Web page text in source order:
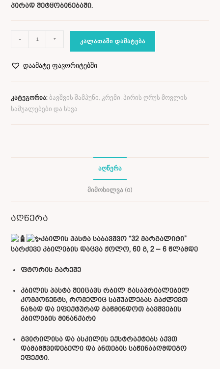
პირად შეტყობინებაში.
- + ᲙᲐᲚᲐᲗᲐᲨᲘ ᲓᲐᲛᲐᲢᲔᲑᲐ
დაამატე ფავორიტებში
კატეგორია:ბავშვის შამპუნი, კრემი, პირის ღრუს მოვლის
საშუალებები და სხვა
ᲐᲦᲬᲔᲠᲐ
ᲛᲘᲛᲝᲮᲘᲚᲕᲐ (0)
აღწერა
კბილის პასტა საბავშვო “32 მარგალიტი”
სარძევე კბილების დაცვა ჟოლო, 60 გ, 2 – 6 წლამდე
ფტორის გარეშე
კბილის პასტა შეიცავს რბილ გასაპრიალებელ
კომპონენტს, რომელიც საშუალებას გაძლევთ
ნაზად და ეფექტურად გაწმინდოთ ბავშვების
კბილების მინანქარი
გვირილისა და ასკილის ექსტრაქტებს აქვთ
დამამშვიდებელი და ანთების საწინააღმდეგო
ეფექტი.